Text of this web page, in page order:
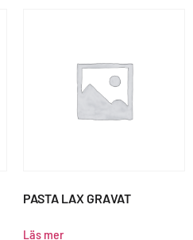
PASTA LAX GRAVAT
Läs mer